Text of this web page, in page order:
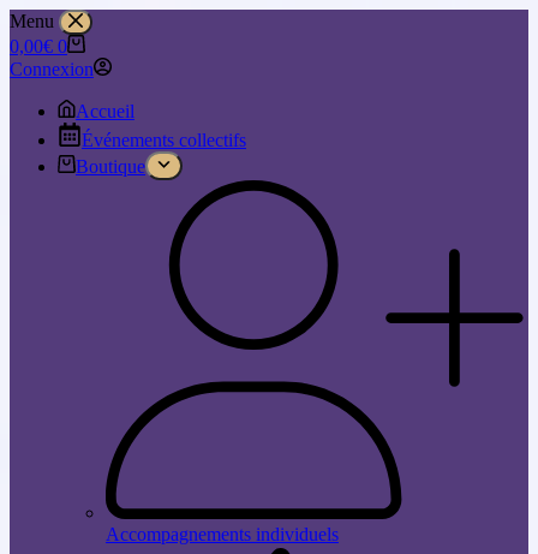
Menu
0,00€ 0
Connexion
Accueil
Événements collectifs
Boutique
Accompagnements individuels